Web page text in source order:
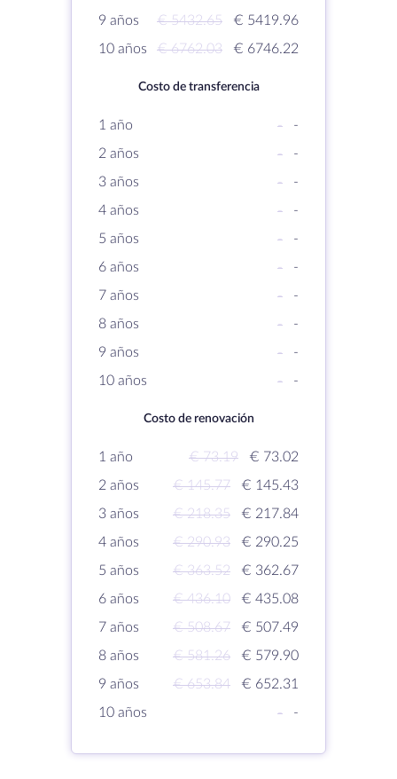
9 años
€ 5432.65
€ 5419.96
10 años
€ 6762.03 € 6746.22
Costo de transferencia
1 año -
-
2 años
-
-
3 años
-
-
4 años
-
-
5 años
-
-
6 años
-
-
7 años
-
-
8 años
-
-
9 años
-
-
10 años
- -
Costo de renovación
1 año € 73.19
€ 73.02
2 años
€ 145.77
€ 145.43
3 años
€ 218.35
€ 217.84
4 años
€ 290.93
€ 290.25
5 años
€ 363.52
€ 362.67
6 años
€ 436.10
€ 435.08
7 años
€ 508.67
€ 507.49
8 años
€ 581.26
€ 579.90
9 años
€ 653.84
€ 652.31
10 años
- -